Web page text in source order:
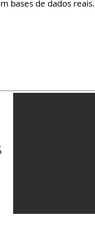
bases de dados reais.